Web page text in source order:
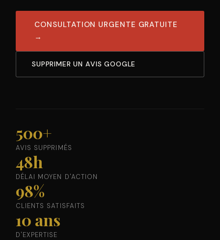
CONSULTATION URGENTE GRATUITE
→
SUPPRIMER UN AVIS GOOGLE
500+
AVIS SUPPRIMÉS
48h
DÉLAI MOYEN D'ACTION
98%
CLIENTS SATISFAITS
10 ans
D'EXPERTISE